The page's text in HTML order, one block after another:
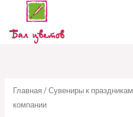
Перейти
содержимому
Главная /Сувениры к праздникам
компании